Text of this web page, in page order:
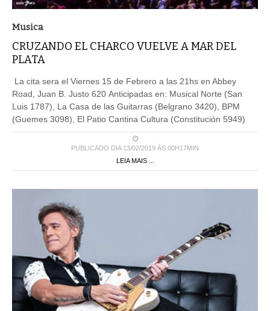
Musica
CRUZANDO EL CHARCO VUELVE A MAR DEL
PLATA
La cita sera el Viernes 15 de Febrero a las 21hs en Abbey
Road, Juan B. Justo 620 Anticipadas en: Musical Norte (San
Luis 1787), La Casa de las Guitarras (Belgrano 3420), BPM
(Guemes 3098), El Patio Cantina Cultura (Constitución 5949)
PUBLICADO DIA 13/02/2019 ÀS 00H17MIN
LEIA MAIS ...